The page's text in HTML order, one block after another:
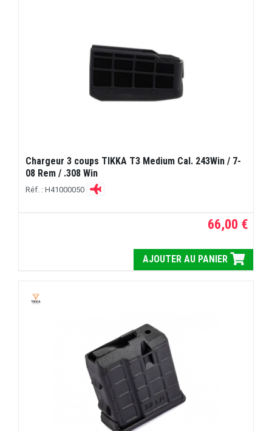
Chargeur 3 coups TIKKA T3 Medium Cal. 243Win / 7-
08 Rem / .308 Win
Réf. : H41000050
66,00 €
AJOUTER AU PANIER